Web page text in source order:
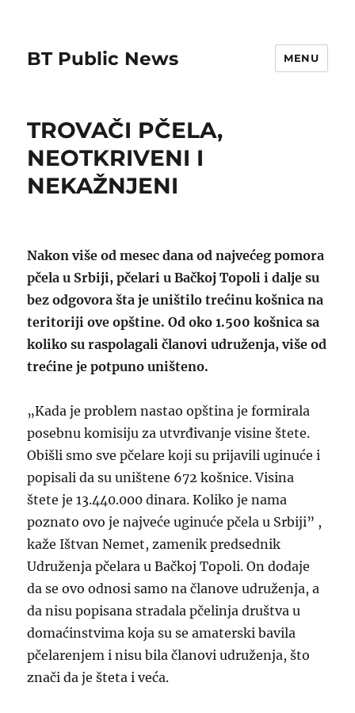
BT Public News MENU
TROVAČI PČELA,
NEOTKRIVENI I
NEKAŽNJENI
Nakon više od mesec dana od najvećeg pomora
pčela u Srbiji, pčelari u Bačkoj Topoli i dalje su
bez odgovora šta je uništilo trećinu košnica na
teritoriji ove opštine. Od oko 1.500 košnica sa
koliko su raspolagali članovi udruženja, više od
trećine je potpuno uništeno.
„Kada je problem nastao opština je formirala
posebnu komisiju za utvrđivanje visine štete.
Obišli smo sve pčelare koji su prijavili uginuće i
popisali da su uništene 672 košnice. Visina
štete je 13.440.000 dinara. Koliko je nama
poznato ovo je najveće uginuće pčela u Srbiji” ,
kaže Ištvan Nemet, zamenik predsednik
Udruženja pčelara u Bačkoj Topoli. On dodaje
da se ovo odnosi samo na članove udruženja, a
da nisu popisana stradala pčelinja društva u
domaćinstvima koja su se amaterski bavila
pčelarenjem i nisu bila članovi udruženja, što
znači da je šteta i veća.